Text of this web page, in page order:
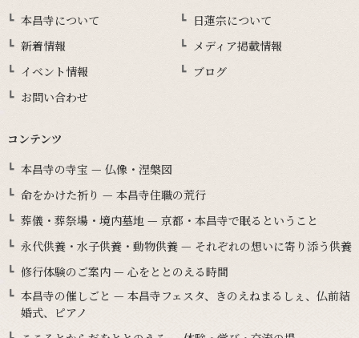
本昌寺について
日蓮宗について
新着情報
メディア掲載情報
イベント情報
ブログ
お問い合わせ
コンテンツ
本昌寺の寺宝 — 仏像・涅槃図
命をかけた祈り — 本昌寺住職の荒行
葬儀・葬祭場・境内墓地 — 京都・本昌寺で眠るということ
永代供養・水子供養・動物供養 — それぞれの想いに寄り添う供養
修行体験のご案内 — 心をととのえる時間
本昌寺の催しごと — 本昌寺フェスタ、きのえねまるしぇ、仏前結
婚式、ピアノ